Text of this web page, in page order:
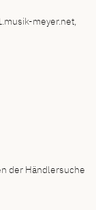
meyer.net,
der Händlersuche